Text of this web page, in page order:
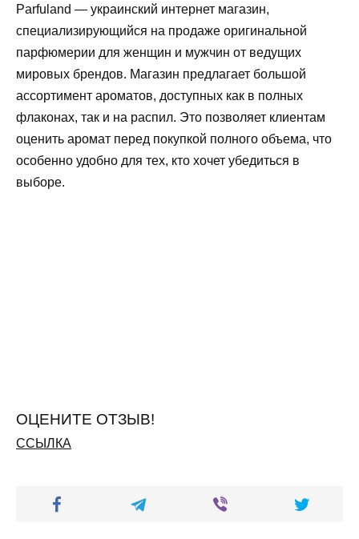
Parfuland — украинский интернет магазин,
специализирующийся на продаже оригинальной
парфюмерии для женщин и мужчин от ведущих
мировых брендов. Магазин предлагает большой
ассортимент ароматов, доступных как в полных
флаконах, так и на распил. Это позволяет клиентам
оценить аромат перед покупкой полного объема, что
особенно удобно для тех, кто хочет убедиться в
выборе.
ОЦЕНИТЕ ОТЗЫВ!
ССЫЛКА